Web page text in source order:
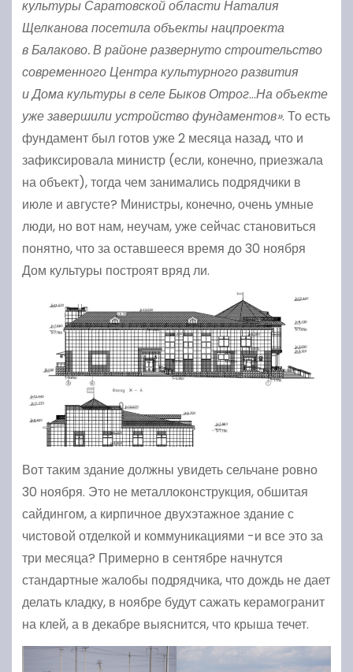
культуры Саратовской области Наталия
Щелканова посетила объекты нацпроекта
в Балаково. В районе развернуто строительство
современного Центра культурного развития
и Дома культуры в селе Быков Отрог…На объекте
уже завершили устройство фундаментов». То есть
фундамент был готов уже 2 месяца назад, что и
зафиксировала министр (если, конечно, приезжала
на объект), тогда чем занимались подрядчики в
июле и августе? Министры, конечно, очень умные
люди, но вот нам, неучам, уже сейчас становиться
понятно, что за оставшееся время до 30 ноября
Дом культуры построят вряд ли.
Вот таким здание должны увидеть сельчане ровно
30 ноября. Это не металлоконструкция, обшитая
сайдингом, а кирпичное двухэтажное здание с
чистовой отделкой и коммуникациями -и все это за
три месяца? Примерно в сентябре начнутся
стандартные жалобы подрядчика, что дождь не дает
делать кладку, в ноябре будут сажать керамогранит
на клей, а в декабре выяснится, что крыша течет.